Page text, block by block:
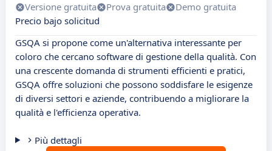
Versione gratuita Prova gratuita
Demo gratuita
Precio bajo solicitud
GSQA si propone come un'alternativa interessante per
coloro che cercano software di gestione della qualità. Con
una crescente domanda di strumenti efficienti e pratici,
GSQA offre soluzioni che possono soddisfare le esigenze
di diversi settori e aziende, contribuendo a migliorare la
qualità e l'efficienza operativa.
Più dettagli